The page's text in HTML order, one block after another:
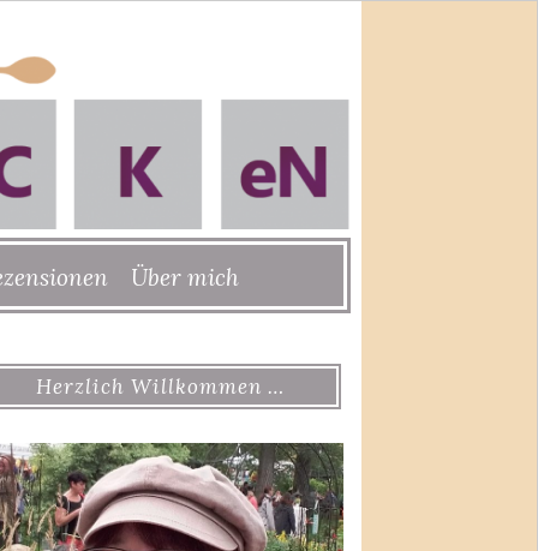
Über mich
Herzlich Willkommen …